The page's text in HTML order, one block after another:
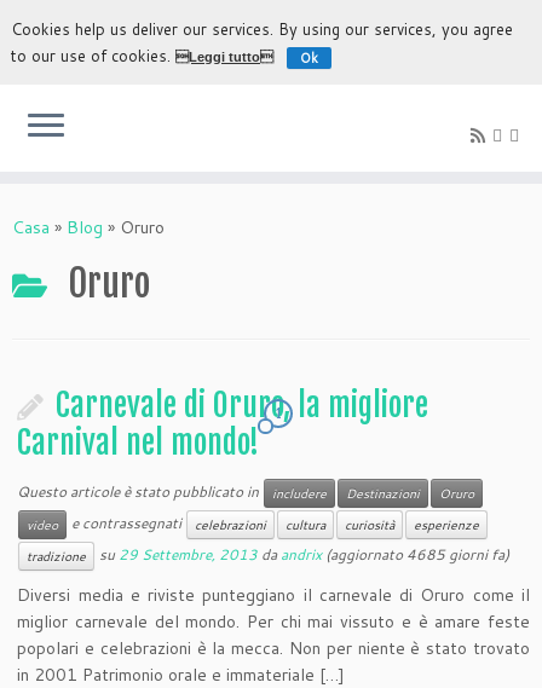
L'esperienza più autentica di scoprire Bolivia
Casa » Blog » Oruro
Oruro
Carnevale di Oruro, la migliore
Carnival nel mondo!
1
Questo articole è stato pubblicato in includere Destinazioni
Oruro
video
e contrassegnati celebrazioni cultura curiosità
esperienze
tradizione
su29 Settembre, 2013 daandrix(aggiornato 4685 giorni fa)
Diversi media e riviste punteggiano il carnevale di Oruro come il
miglior carnevale del mondo. Per chi mai vissuto e è amare feste
popolari e celebrazioni è la mecca. Non per niente è stato trovato
in 2001 Patrimonio orale e immateriale […]
Cookies help us deliver our services. By using our services, you agree
to our use of cookies.Leggi tutto Ok